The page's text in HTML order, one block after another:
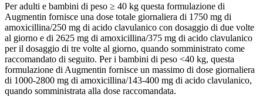
Per adulti e bambini di peso ≥ 40 kg questa formulazione di
Augmentin fornisce una dose totale giornaliera di 1750 mg di
amoxicillina/250 mg di acido clavulanico con dosaggio di due volte
al giorno e di 2625 mg di amoxicillina/375 mg di acido clavulanico
per il dosaggio di tre volte al giorno, quando somministrato come
raccomandato di seguito. Per i bambini di peso <40 kg, questa
formulazione di Augmentin fornisce un massimo di dose giornaliera
di 1000-2800 mg di amoxicillina/143-400 mg di acido clavulanico,
quando somministrata alla dose raccomandata.